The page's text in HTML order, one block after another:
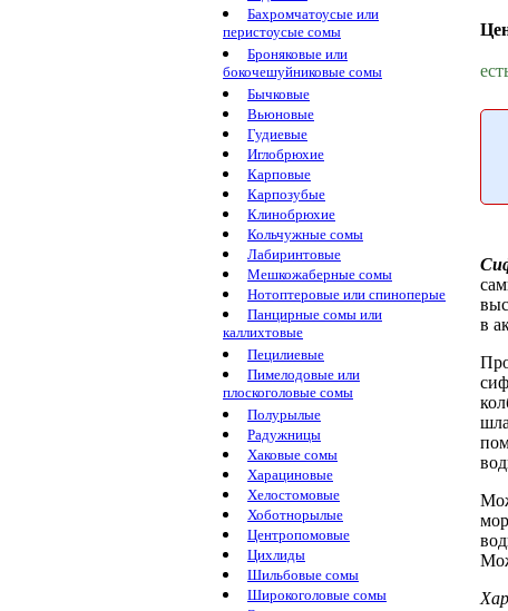
Бахромчатоусые или
перистоусые сомы
Броняковые или
бокочешуйниковые сомы
Бычковые
Вьюновые
Гудиевые
Иглобрюхие
Карповые
Карпозубые
Клинобрюхие
Кольчужные сомы
Лабиринтовые
Мешкожаберные сомы
Нотоптеровые или спиноперые
Панцирные сомы или
каллихтовые
Пецилиевые
Пимелодовые или
плоскоголовые сомы
Полурылые
Радужницы
Хаковые сомы
Харациновые
Хелостомовые
Хоботнорылые
Центропомовые
Цихлиды
Шильбовые сомы
Широкоголовые сомы
в